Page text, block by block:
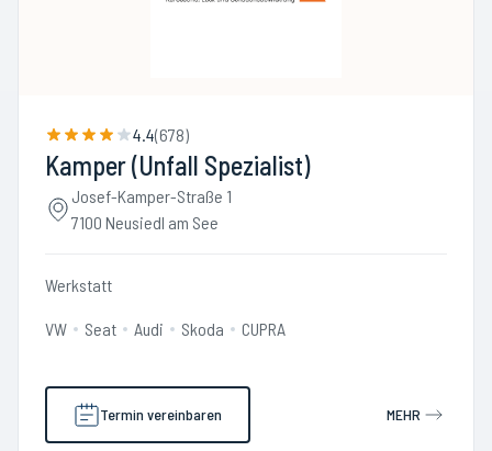
4.4(678)
Kamper (Unfall Spezialist)
Josef-Kamper-Straße 1
7100 Neusiedl am See
Werkstatt
VW Seat Audi Skoda CUPRA
Termin vereinbaren MEHR